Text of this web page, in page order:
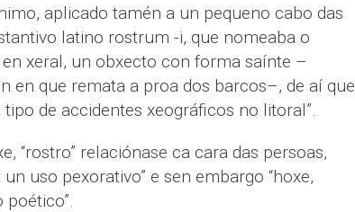
aplicado tamén a un pequeno cabo das
latino rostrum -i, que nomeaba o
xeral, un obxecto con forma saínte –
en que remata a proa dos barcos–, de aí que
de accidentes xeográficos no litoral”.
“rostro” relaciónase ca cara das persoas,
uso pexorativo” e sen embargo “hoxe,